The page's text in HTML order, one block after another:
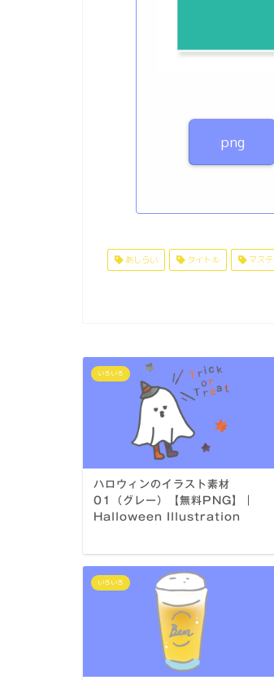
png
あしらい タイトル マステ
いろいろ
ハロウィンのイラスト素材
01（グレー）【無料PNG】｜
Halloween Illustration
いろいろ